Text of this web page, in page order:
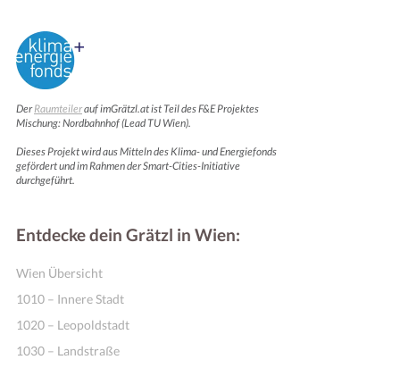
DerRaumteilerauf imGrätzl.at ist Teil des F&E Projektes
Mischung: Nordbahnhof (Lead TU Wien).
Dieses Projekt wird aus Mitteln des Klima- und Energiefonds
gefördert und im Rahmen der Smart-Cities-Initiative
durchgeführt.
Entdecke dein Grätzl in Wien:
Wien Übersicht
1010 – Innere Stadt
1020 – Leopoldstadt
1030 – Landstraße